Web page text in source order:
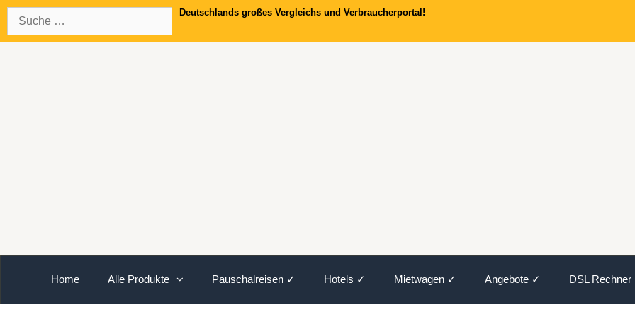
Springe
zum
Inhalt
nach:
Deutschlands großes Vergleichs und Verbraucherportal!
Home Alle Produkte Pauschalreisen ✓ Hotels ✓ Mietwagen ✓ Angebote ✓ DSL Rechner